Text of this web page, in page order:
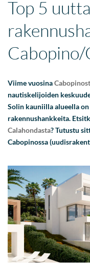
Top 5 uutta
Cabopino/
Viime vuosina
nautiskelijoiden
Solin kauniilla alueella
rakennushankkeita.
Calahondasta? Tutustu
Cabopinossa